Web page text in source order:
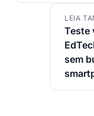
LEIA
Teste
sem